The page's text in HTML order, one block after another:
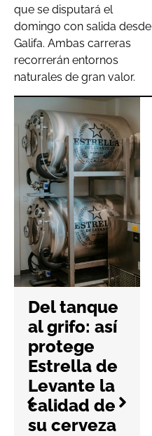
que se disputará el
domingo con salida desde
Galifa. Ambas carreras
recorrerán entornos
naturales de gran valor.
Del tanque
al grifo: así
protege
Estrella de
Levante la
calidad de
su cerveza